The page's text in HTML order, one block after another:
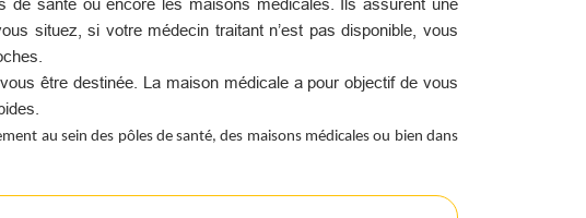
santé ou encore les maisons médicales. Ils assurent une
situez, si votre médecin traitant n’est pas disponible, vous
être destinée. La maison médicale a pour objectif de vous
au sein des pôles de santé, des maisons médicales ou bien dans